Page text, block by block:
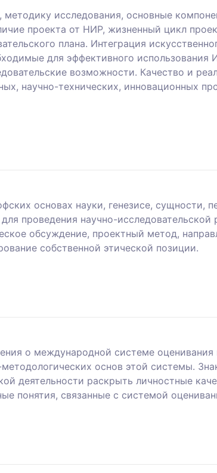
исследования, основные
проекта от НИР, жизненный цикл
плана. Интеграция
для эффективного использования
возможности. Качество и
научно-технических, инновационных
основах науки, генезисе, сущности,
проведения научно-исследовательской
обсуждение, проектный метод,
собственной этической позиции.
о международной системе оценивания
основ этой системы.
деятельности раскрыть личностные
понятия, связанные с системой